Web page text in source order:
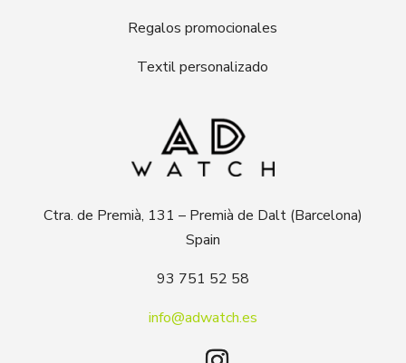
Regalos promocionales
Textil personalizado
Ctra. de Premià, 131 – Premià de Dalt (Barcelona)
Spain
93 751 52 58
info@adwatch.es